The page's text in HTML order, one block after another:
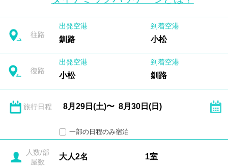
往路
出発空港
釧路
到着空港
小松
復路
出発空港
小松
到着空港
釧路
旅行日程
一部の日程のみ宿泊
人数/部
屋数